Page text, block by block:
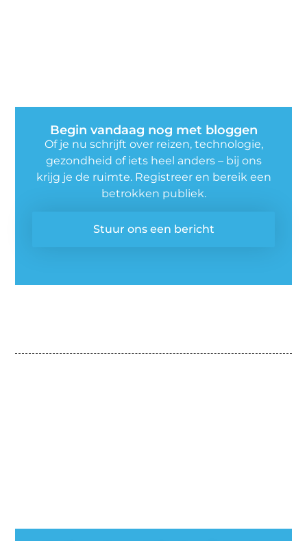
Begin vandaag nog met bloggen
Of je nu schrijft over reizen, technologie,
gezondheid of iets heel anders – bij ons
krijg je de ruimte. Registreer en bereik een
betrokken publiek.
Stuur ons een bericht